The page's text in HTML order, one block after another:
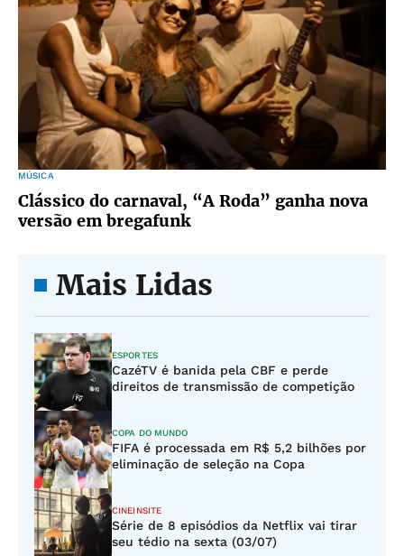
MÚSICA
Clássico do carnaval, “A Roda” ganha nova
versão em bregafunk
Mais Lidas
ESPORTES
CazéTV é banida pela CBF e perde
direitos de transmissão de competição
COPA DO MUNDO
FIFA é processada em R$ 5,2 bilhões por
eliminação de seleção na Copa
CINEINSITE
Série de 8 episódios da Netflix vai tirar
seu tédio na sexta (03/07)